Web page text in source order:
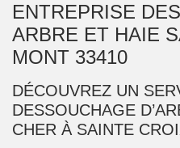
ENTREPRISE
ARBRE ET HAIE
MONT 33410
DÉCOUVREZ UN
DESSOUCHAGE
CHER À SAINTE